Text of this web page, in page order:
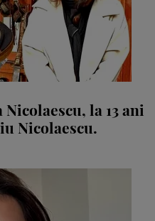
la 13 ani
Nicolaescu.